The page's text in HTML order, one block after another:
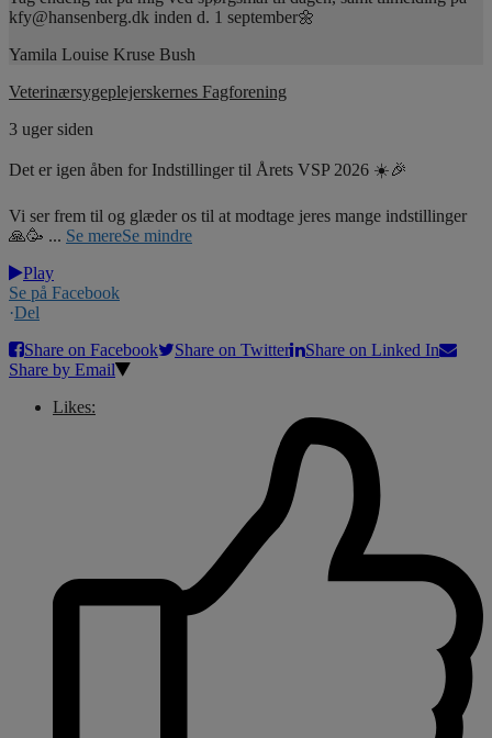
kfy@hansenberg.dk inden d. 1 september🌼
Yamila Louise Kruse Bush
Veterinærsygeplejerskernes Fagforening
3 uger siden
Det er igen åben for Indstillinger til Årets VSP 2026 ☀️🎉
Vi ser frem til og glæder os til at modtage jeres mange indstillinger
🙏🥳 ... Se mereSe mindre
Play
Se på Facebook
·Del
Share on Facebook
Share on Twitter
Share on Linked In
Share by Email
Likes: